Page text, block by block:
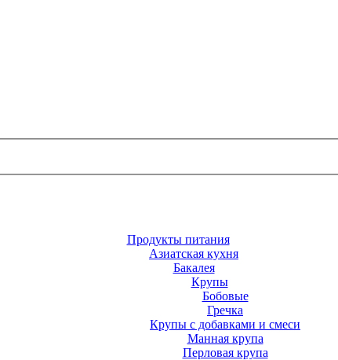
Продукты питания
Азиатская кухня
Бакалея
Крупы
Бобовые
Гречка
Крупы с добавками и смеси
Манная крупа
Перловая крупа